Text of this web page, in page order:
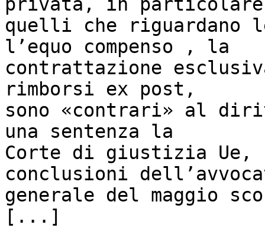
privata, in particolare
quelli che riguardano
l’equo compenso , la
contrattazione
rimborsi ex post,
sono «contrari» al
una sentenza la
Corte di giustizia Ue,
conclusioni
generale del maggio
[...]